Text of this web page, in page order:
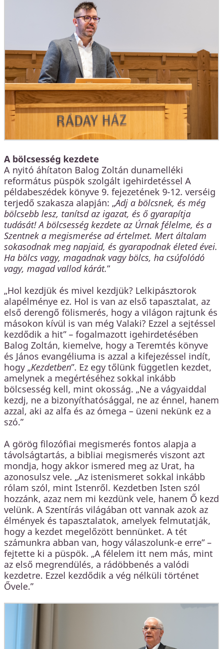
A bölcsesség kezdete
A nyitó áhítaton Balog Zoltán dunamelléki
református püspök szolgált igehirdetéssel A
példabeszédek könyve 9. fejezetének 9-12. verséig
terjedő szakasza alapján: „Adj a bölcsnek, és még
bölcsebb lesz, tanítsd az igazat, és ő gyarapítja
tudását! A bölcsesség kezdete az Úrnak félelme, és a
Szentnek a megismerése ad értelmet. Mert általam
sokasodnak meg napjaid, és gyarapodnak életed évei.
Ha bölcs vagy, magadnak vagy bölcs, ha csúfolódó
vagy, magad vallod kárát.”
„Hol kezdjük és mivel kezdjük? Lelkipásztorok
alapélménye ez. Hol is van az első tapasztalat, az
első derengő fölismerés, hogy a világon rajtunk és
másokon kívül is van még Valaki? Ezzel a sejtéssel
kezdődik a hit” – fogalmazott igehirdetésében
Balog Zoltán, kiemelve, hogy a Teremtés könyve
és János evangéliuma is azzal a kifejezéssel indít,
hogy „Kezdetben”. Ez egy tőlünk független kezdet,
amelynek a megértéséhez sokkal inkább
bölcsesség kell, mint okosság. „Ne a vágyaiddal
kezdj, ne a bizonyíthatósággal, ne az énnel, hanem
azzal, aki az alfa és az ómega – üzeni nekünk ez a
szó.”
A görög filozófiai megismerés fontos alapja a
távolságtartás, a bibliai megismerés viszont azt
mondja, hogy akkor ismered meg az Urat, ha
azonosulsz vele. „Az istenismeret sokkal inkább
rólam szól, mint Istenről. Kezdetben Isten szól
hozzánk, azaz nem mi kezdünk vele, hanem Ő kezd
velünk. A Szentírás világában ott vannak azok az
élmények és tapasztalatok, amelyek felmutatják,
hogy a kezdet megelőzött bennünket. A tét
számunkra abban van, hogy válaszolunk-e erre” –
fejtette ki a püspök. „A félelem itt nem más, mint
az első megrendülés, a rádöbbenés a valódi
kezdetre. Ezzel kezdődik a vég nélküli történet
Ővele.”